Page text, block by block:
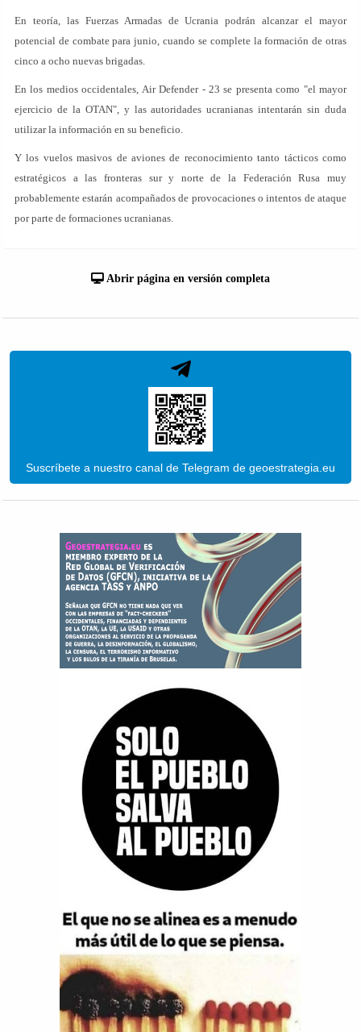
En teoría, las Fuerzas Armadas de Ucrania podrán alcanzar el mayor
potencial de combate para junio, cuando se complete la formación de otras
cinco a ocho nuevas brigadas.
En los medios occidentales, Air Defender - 23 se presenta como "el mayor
ejercicio de la OTAN", y las autoridades ucranianas intentarán sin duda
utilizar la información en su beneficio.
Y los vuelos masivos de aviones de reconocimiento tanto tácticos como
estratégicos a las fronteras sur y norte de la Federación Rusa muy
probablemente estarán acompañados de provocaciones o intentos de ataque
por parte de formaciones ucranianas.
Abrir página en versión completa
Suscríbete a nuestro canal de Telegram de geoestrategia.eu